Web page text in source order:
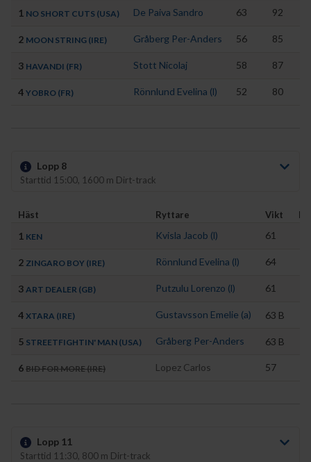
1 NO SHORT CUTS (USA) De Paiva Sandro 63 92
2 MOON STRING (IRE) Gråberg Per-Anders 56 85
3 HAVANDI (FR) Stott Nicolaj 58 87
4 YOBRO (FR) Rönnlund Evelina (l) 52 80
Lopp 8
Starttid 15:00, 1600 m Dirt-track
Häst Ryttare Vikt
1 KEN Kvisla Jacob (l) 61
2 ZINGARO BOY (IRE) Rönnlund Evelina (l) 64
3 ART DEALER (GB) Putzulu Lorenzo (l) 61
4 XTARA (IRE) Gustavsson Emelie (a) 63 B
5 STREETFIGHTIN' MAN (USA) Gråberg Per-Anders 63 B
6 BID FOR MORE (IRE) Lopez Carlos 57
Lopp 11
Starttid 11:30, 800 m Dirt-track